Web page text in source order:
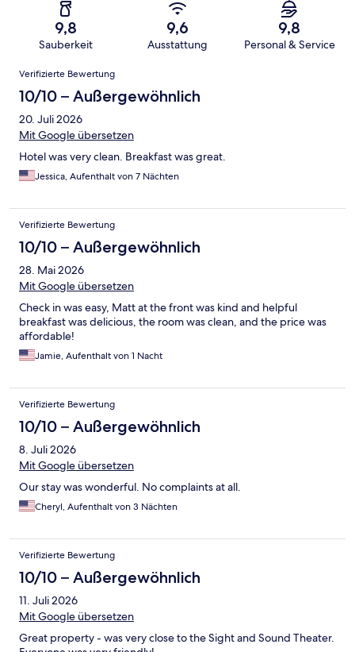
9,8
Sauberkeit
9,6
Ausstattung
9,8
Personal & Service
Bewertungen
Verifizierte Bewertung
10/10 – Außergewöhnlich
20. Juli 2026
Mit Google übersetzen
Hotel was very clean. Breakfast was great.
Jessica, Aufenthalt von 7 Nächten
Verifizierte Bewertung
10/10 – Außergewöhnlich
28. Mai 2026
Mit Google übersetzen
Check in was easy, Matt at the front was kind and helpful
breakfast was delicious, the room was clean, and the price was
affordable!
Jamie, Aufenthalt von 1 Nacht
Verifizierte Bewertung
10/10 – Außergewöhnlich
8. Juli 2026
Mit Google übersetzen
Our stay was wonderful. No complaints at all.
Cheryl, Aufenthalt von 3 Nächten
Verifizierte Bewertung
10/10 – Außergewöhnlich
11. Juli 2026
Mit Google übersetzen
Great property - was very close to the Sight and Sound Theater.